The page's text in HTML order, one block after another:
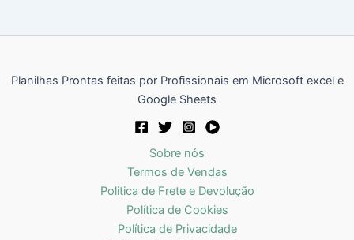
Planilhas Prontas feitas por Profissionais em Microsoft excel e
Google Sheets
Sobre nós
Termos de Vendas
Politica de Frete e Devolução
Política de Cookies
Política de Privacidade